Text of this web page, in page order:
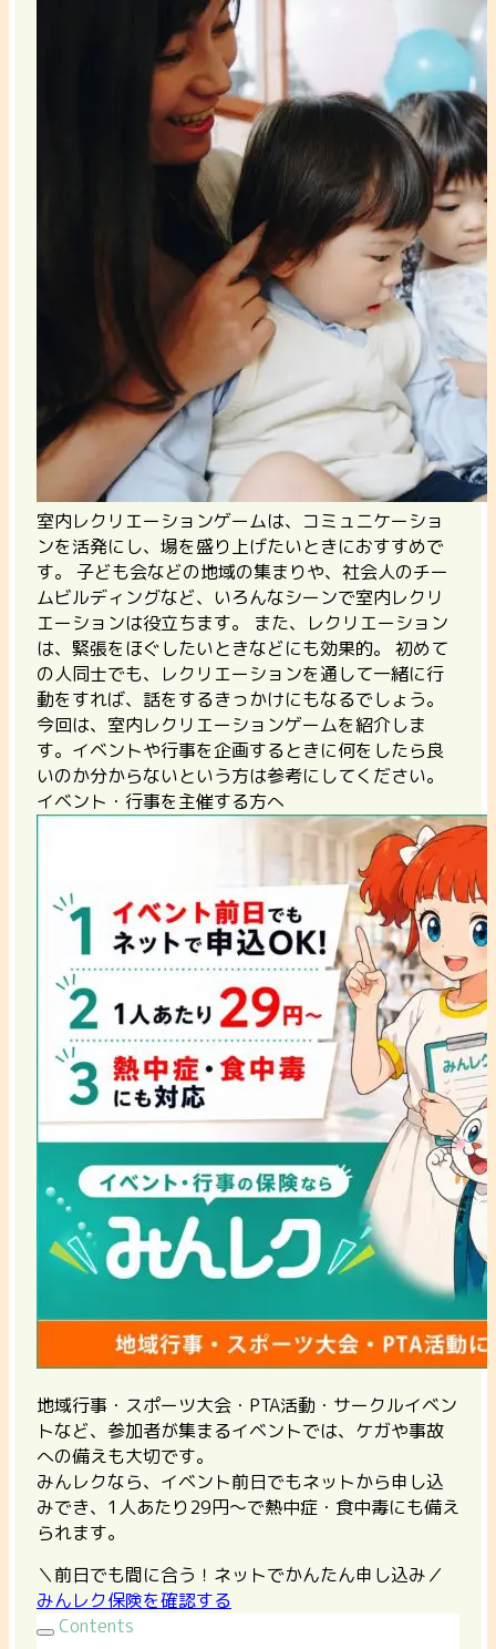
室内レクリエーションゲームは、コミュニケーショ
ンを活発にし、場を盛り上げたいときにおすすめで
す。 子ども会などの地域の集まりや、社会人のチー
ムビルディングなど、いろんなシーンで室内レクリ
エーションは役立ちます。 また、レクリエーション
は、緊張をほぐしたいときなどにも効果的。 初めて
の人同士でも、レクリエーションを通して一緒に行
動をすれば、話をするきっかけにもなるでしょう。
今回は、室内レクリエーションゲームを紹介しま
す。イベントや行事を企画するときに何をしたら良
いのか分からないという方は参考にしてください。
イベント・行事を主催する方へ
地域行事・スポーツ大会・PTA活動・サークルイベン
トなど、参加者が集まるイベントでは、ケガや事故
への備えも大切です。
みんレクなら、イベント前日でもネットから申し込
みでき、1人あたり29円〜で熱中症・食中毒にも備え
られます。
＼前日でも間に合う！ネットでかんたん申し込み／
みんレク保険を確認する
Contents